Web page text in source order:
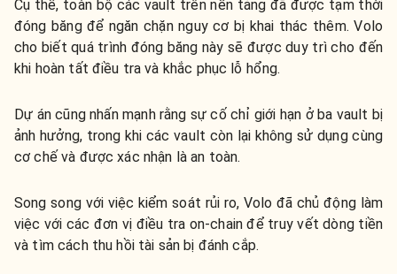
Cụ thể, toàn bộ các vault trên nền tảng đã được tạm thời
đóng băng để ngăn chặn nguy cơ bị khai thác thêm. Volo
cho biết quá trình đóng băng này sẽ được duy trì cho đến
khi hoàn tất điều tra và khắc phục lỗ hổng.
Dự án cũng nhấn mạnh rằng sự cố chỉ giới hạn ở ba vault bị
ảnh hưởng, trong khi các vault còn lại không sử dụng cùng
cơ chế và được xác nhận là an toàn.
Song song với việc kiểm soát rủi ro, Volo đã chủ động làm
việc với các đơn vị điều tra on-chain để truy vết dòng tiền
và tìm cách thu hồi tài sản bị đánh cắp.